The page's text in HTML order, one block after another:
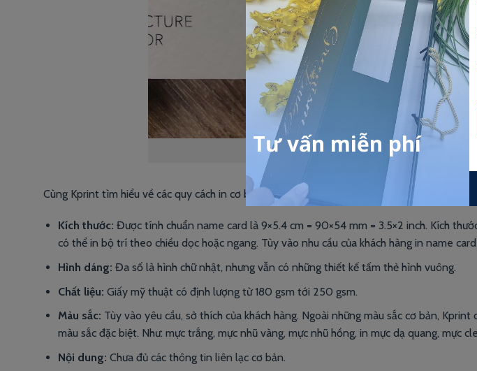
Kprint là nơi in name card giấy mỹ thuật
Cùng Kprint tìm hiểu về các quy cách in cơ bản. Để tạo ra một chiếc name card xinh xắn
Kích thước: Được tính chuẩn name card là 9×5.4 cm = 90×54 mm = 3.5×2 inch. Kích
có thể in bộ trí theo chiều dọc hoặc ngang. Tùy vào nhu cầu của khách hàng in name
Hình dáng: Đa số là hình chữ nhật, nhưng vẫn có những thiết kế tấm thẻ hình vuông.
Chất liệu: Giấy mỹ thuật có định lượng từ 180 gsm tới 250 gsm.
Màu sắc: Tùy vào yêu cầu, sở thích của khách hàng. Ngoài những màu sắc cơ bản,
màu sắc đặc biệt. Như: mực trắng, mực nhũ vàng, mực nhũ hồng, in mực dạ quang, mực
Nội dung: Chưa đủ các thông tin liên lạc cơ bản.